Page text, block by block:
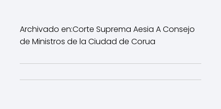
Archivado en:Corte Suprema Aesia A Consejo
de Ministros de la Ciudad de Corua